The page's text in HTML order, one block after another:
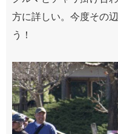
方に詳しい。今度その
う！